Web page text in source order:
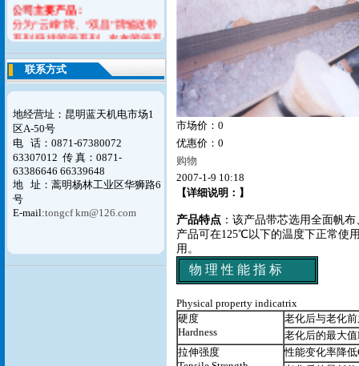
公司主要产品：
分为“云峰”牌、“双昌”牌输送带
系列,吸排胶管系列，夹布胶管系
列，耐酸碱胶管系列，平型传送
带系列，橡胶V带系列，橡胶止
水带，模制品系列六大产品。
如您对我们的意见请联系告之我
们，谢谢！
联系方式
地经营址：昆明蓝天机电市场1
区A-50号
电 话：0871-67380072
63307012 传 真：0871-
63386646 66339648
地 址：蒿明杨林工业区华狮路6
号
E-mail:tongcf km@126.com
市场价：0
优惠价：0
购物
2007-1-9 10:18
【详细说明：】
产品特点 ：该产品带芯选用全面帆
产品可在125℃以下的温度下正常使
用。
物 理 性 能 指 标
Physical property indicatrix
硬度
Hardness
老化后与老化前
老化后的最大值
拉伸强度
性能变化率降